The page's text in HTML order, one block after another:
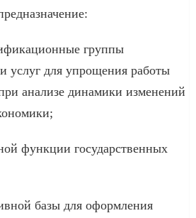
группы
услуг для упрощения работы
анализе динамики изменений
функции государственных
базы для оформления